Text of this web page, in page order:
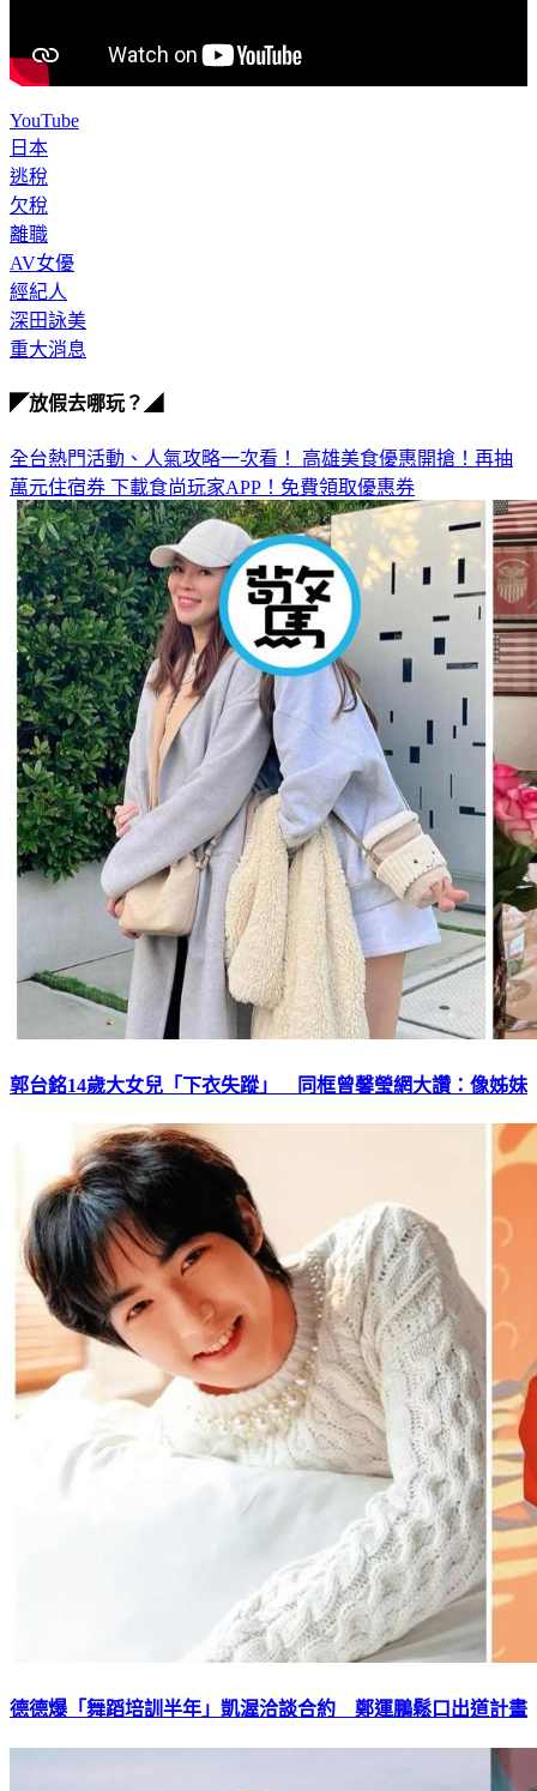
YouTube
日本
逃稅
欠稅
離職
AV女優
經紀人
深田詠美
重大消息
◤放假去哪玩？◢
全台熱門活動、人氣攻略一次看！ 高雄美食優惠開搶！再抽
萬元住宿券 下載食尚玩家APP！免費領取優惠券
郭台銘14歲大女兒「下衣失蹤」 同框曾馨瑩網大讚：像姊妹
德德爆「舞蹈培訓半年」凱渥洽談合約 鄭運鵬鬆口出道計畫